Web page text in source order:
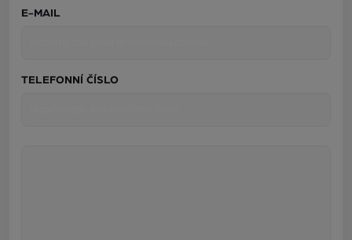
E-MAIL
TELEFONNÍ ČÍSLO